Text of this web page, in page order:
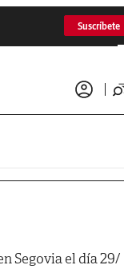
Suscríbete
Segovia el día 29/